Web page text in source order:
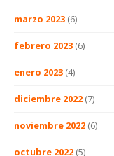
marzo 2023 (6)
febrero 2023 (6)
enero 2023 (4)
diciembre 2022 (7)
noviembre 2022 (6)
octubre 2022 (5)